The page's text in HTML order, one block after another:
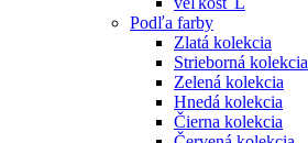
Podľa farby
Zlatá kolekcia
Strieborná kolekcia
Zelená kolekcia
Hnedá kolekcia
Čierna kolekcia